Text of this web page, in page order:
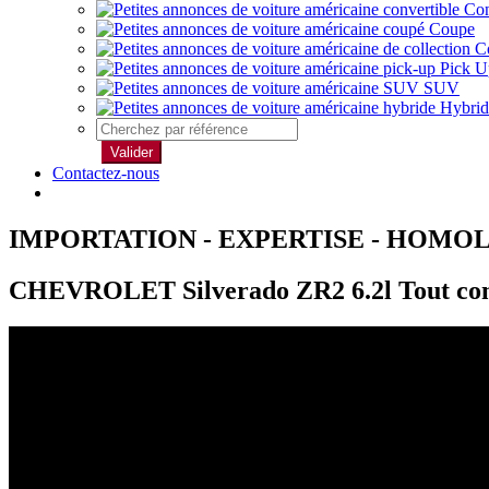
Coupe
Pick
SUV
Valider
Contactez-nous
IMPORTATION - EXPERTISE -
CHEVROLET Silverado ZR2 6.2l Tout